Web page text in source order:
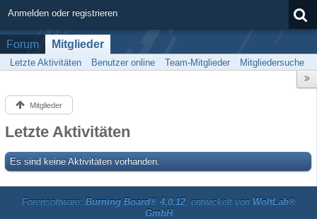
Anmelden oder registrieren
Forum Mitglieder
Letzte Aktivitäten Benutzer online Team-Mitglieder Mitgliedersuche
Mitglieder
Letzte Aktivitäten
Es sind keine Aktivitäten vorhanden.
Forensoftware: Burning Board® 4.0.12, entwickelt von WoltLab®
GmbH